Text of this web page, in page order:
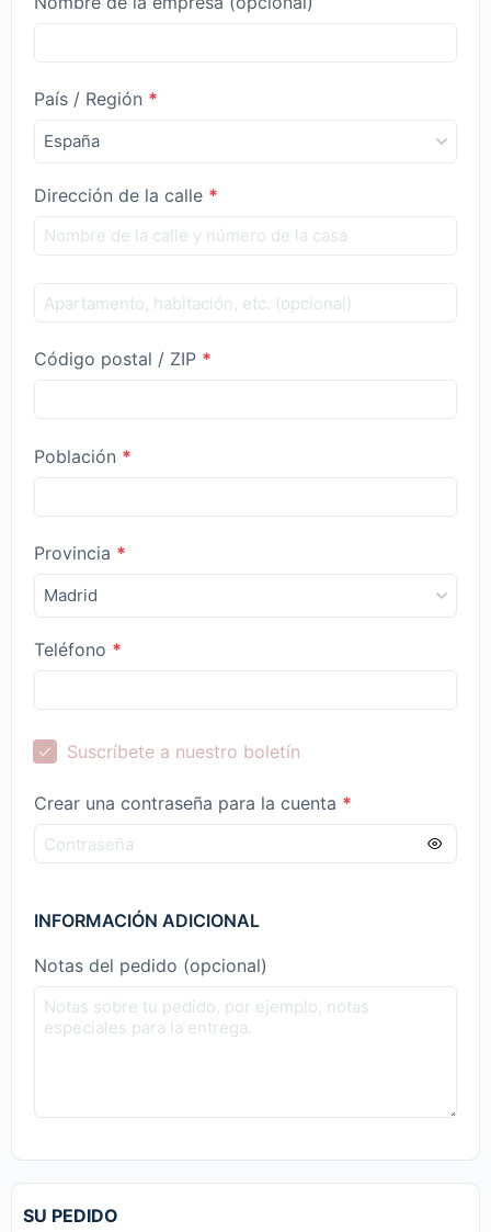
País / Región *
España
Dirección de la calle *
Código postal / ZIP *
Población *
Provincia *
Madrid
Teléfono *
Suscríbete a nuestro boletín
Crear una contraseña para la cuenta *
INFORMACIÓN ADICIONAL
Notas del pedido (opcional)
SU PEDIDO